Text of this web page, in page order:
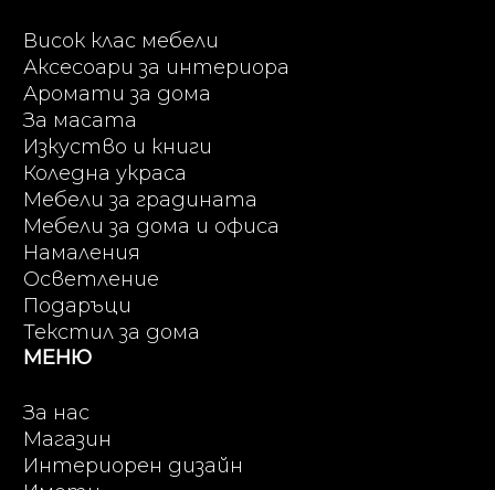
Висок клас мебели
Аксесоари за интериора
Аромати за дома
За масата
Изкуство и книги
Коледна украса
Мебели за градината
Мебели за дома и офиса
Намаления
Осветление
Подаръци
Текстил за дома
МЕНЮ
За нас
Магазин
Интериорен дизайн